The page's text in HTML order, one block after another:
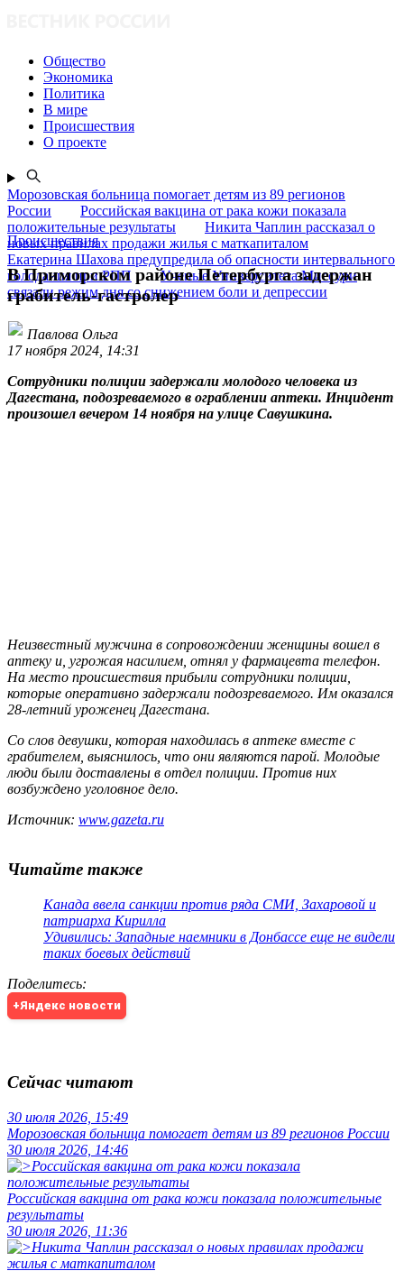
Общество
Экономика
Политика
В мире
Происшествия
О проекте
Морозовская больница помогает детям из 89 регионов
России
Российская вакцина от рака кожи показала
положительные результаты
Никита Чаплин рассказал о
новых правилах продажи жилья с маткапиталом
Екатерина Шахова предупредила об опасности интервального
голодания при РПП
Ученые Университета Миссури
связали режим дня со снижением боли и депрессии
Происшествия
В Приморском районе Петербурга задержан
грабитель-гастролер
Павлова Ольга
17 ноября 2024, 14:31
Сотрудники полиции задержали молодого человека из
Дагестана, подозреваемого в ограблении аптеки. Инцидент
произошел вечером 14 ноября на улице Савушкина.
Неизвестный мужчина в сопровождении женщины вошел в
аптеку и, угрожая насилием, отнял у фармацевта телефон.
На место происшествия прибыли сотрудники полиции,
которые оперативно задержали подозреваемого. Им оказался
28-летний уроженец Дагестана.
Со слов девушки, которая находилась в аптеке вместе с
грабителем, выяснилось, что они являются парой. Молодые
люди были доставлены в отдел полиции. Против них
возбуждено уголовное дело.
Источник: www.gazeta.ru
Читайте также
Канада ввела санкции против ряда СМИ, Захаровой и
патриарха Кирилла
Удивились: Западные наемники в Донбассе еще не видели
таких боевых действий
Поделитесь:
+Яндекс новости
Сейчас читают
30 июля 2026, 15:49
Морозовская больница помогает детям из 89 регионов России
30 июля 2026, 14:46
Российская вакцина от рака кожи показала положительные
результаты
30 июля 2026, 11:36